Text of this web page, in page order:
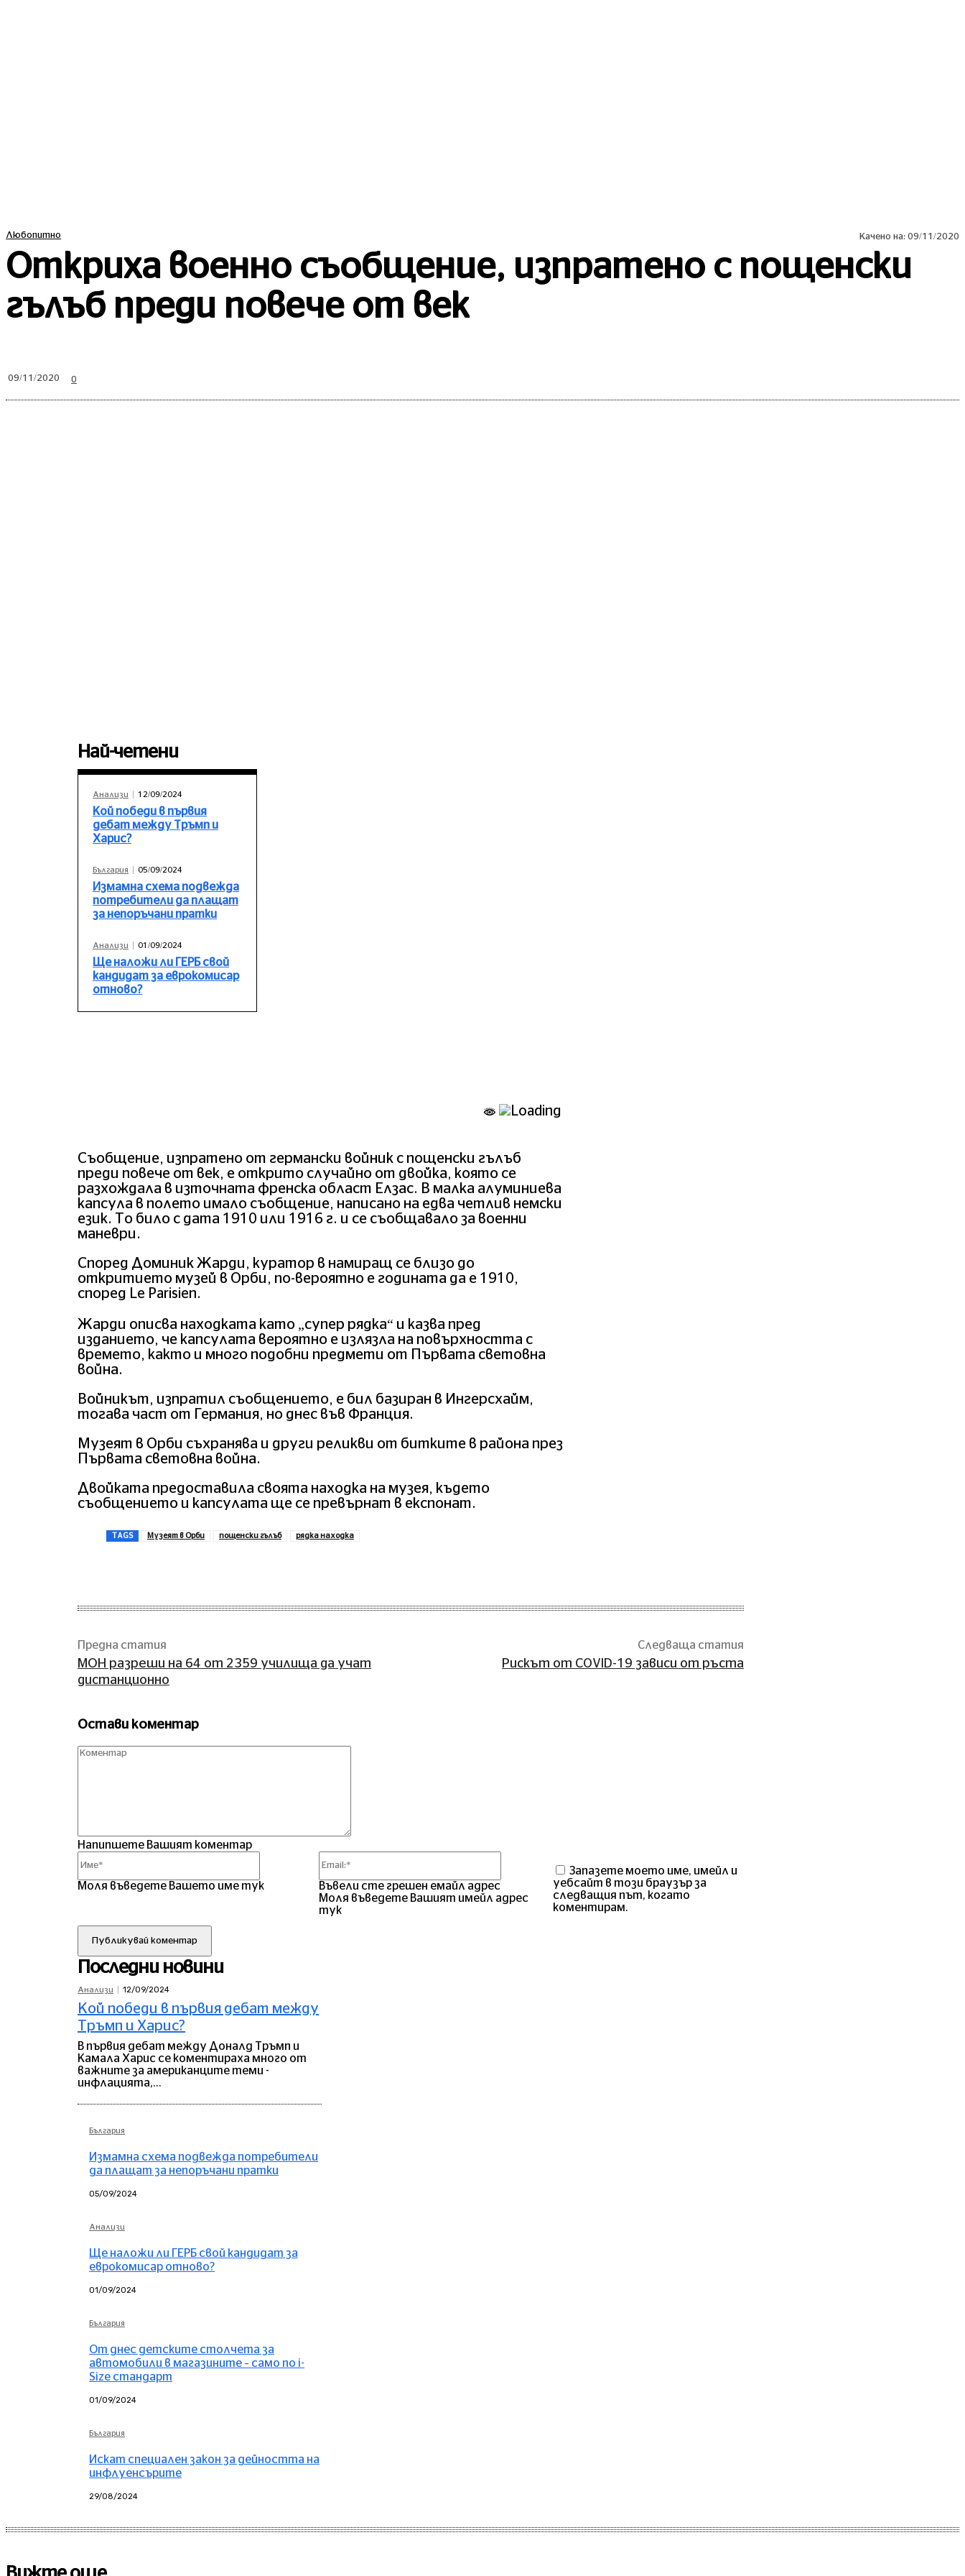
Любопитно Качено на: 09/11/2020
Откриха военно съобщение, изпратено с пощенски
гълъб преди повече от век
09/11/2020 0
Най-четени
Анализи 12/09/2024
Кой победи в първия
дебат между Тръмп и
Харис?
България 05/09/2024
Измамна схема подвежда
потребители да плащат
за непоръчани пратки
Анализи 01/09/2024
Ще наложи ли ГЕРБ свой
кандидат за еврокомисар
отново?
Съобщение, изпратено от германски войник с пощенски гълъб
преди повече от век, е открито случайно от двойка, която се
разхождала в източната френска област Елзас. В малка алуминиева
капсула в полето имало съобщение, написано на едва четлив немски
език. То било с дата 1910 или 1916 г. и се съобщавало за военни
маневри.
Според Доминик Жарди, куратор в намиращ се близо до
откритието музей в Орби, по-вероятно е годината да е 1910,
според Le Parisien.
Жарди описва находката като „супер рядка“ и казва пред
изданието, че капсулата вероятно е излязла на повърхността с
времето, както и много подобни предмети от Първата световна
война.
Войникът, изпратил съобщението, е бил базиран в Ингерсхайм,
тогава част от Германия, но днес във Франция.
Музеят в Орби съхранява и други реликви от битките в района през
Първата световна война.
Двойката предоставила своята находка на музея, където
съобщението и капсулата ще се превърнат в експонат.
TAGS Музеят в Орби пощенски гълъб рядка находка
Предна статия
МОН разреши на 64 от 2359 училища да учат
дистанционно
Следваща статия
Рискът от COVID-19 зависи от ръста
Остави коментар
Напипшете Вашият коментар
Моля въведете Вашето име тук
Въвели сте грешен емайл адрес
Моля въведете Вашият имейл адрес
тук
Запазете моето име, имейл и
уебсайт в този браузър за
следващия път, когато
коментирам.
Последни новини
Анализи 12/09/2024
Кой победи в първия дебат между
Тръмп и Харис?
В първия дебат между Доналд Тръмп и
Камала Харис се коментираха много от
важните за американците теми -
инфлацията,...
България
Измамна схема подвежда потребители
да плащат за непоръчани пратки
05/09/2024
Анализи
Ще наложи ли ГЕРБ свой кандидат за
еврокомисар отново?
01/09/2024
България
От днес детските столчета за
автомобили в магазините – само по i-
Size стандарт
01/09/2024
България
Искат специален закон за дейността на
инфлуенсърите
29/08/2024